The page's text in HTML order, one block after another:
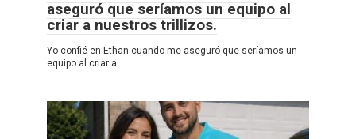
aseguró que seríamos un equipo al
criar a nuestros trillizos.
Yo confié en Ethan cuando me aseguró que seríamos un
equipo al criar a